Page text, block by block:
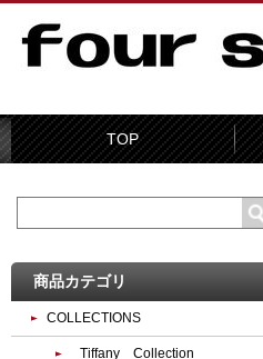
TOP
商品カテゴリ
COLLECTIONS
Tiffany Collection